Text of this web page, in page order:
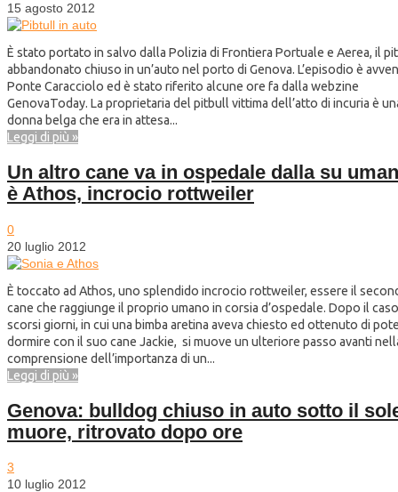
15 agosto 2012
È stato portato in salvo dalla Polizia di Frontiera Portuale e Aerea, il
abbandonato chiuso in un’auto nel porto di Genova. L’episodio è
Ponte Caracciolo ed è stato riferito alcune ore fa dalla webzine
GenovaToday. La proprietaria del pitbull vittima dell’atto di incuria è
donna belga che era in attesa...
Leggi di più »
Un altro cane va in ospedale dalla su
è Athos, incrocio rottweiler
0
20 luglio 2012
È toccato ad Athos, uno splendido incrocio rottweiler, essere il
cane che raggiunge il proprio umano in corsia d’ospedale. Dopo il
scorsi giorni, in cui una bimba aretina aveva chiesto ed ottenuto di
dormire con il suo cane Jackie, si muove un ulteriore passo avanti
comprensione dell’importanza di un...
Leggi di più »
Genova: bulldog chiuso in auto sotto il
muore, ritrovato dopo ore
3
10 luglio 2012